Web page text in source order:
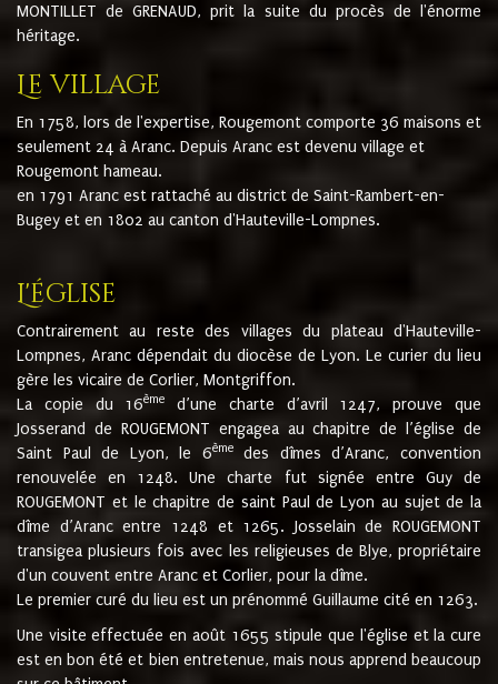
MONTILLET de GRENAUD, prit la suite du procès de l'énorme
héritage.
Le village
En 1758, lors de l'expertise, Rougemont comporte 36 maisons et
seulement 24 à Aranc. Depuis Aranc est devenu village et
Rougemont hameau.
en 1791 Aranc est rattaché au district de Saint-Rambert-en-
Bugey et en 1802 au canton d'Hauteville-Lompnes.
L'église
Contrairement au reste des villages du plateau d'Hauteville-
Lompnes, Aranc dépendait du diocèse de Lyon. Le curier du lieu
gère les vicaire de Corlier, Montgriffon.
La copie du 16ème
d’une charte d’avril 1247, prouve que
Josserand de ROUGEMONT engagea au chapitre de l’église de
Saint Paul de Lyon, le 6èmedes dîmes d’Aranc, convention
renouvelée en 1248. Une charte fut signée entre Guy de
ROUGEMONT et le chapitre de saint Paul de Lyon au sujet de la
dîme d’Aranc entre 1248 et 1265. Josselain de ROUGEMONT
transigea plusieurs fois avec les religieuses de Blye, propriétaire
d'un couvent entre Aranc et Corlier, pour la dîme.
Le premier curé du lieu est un prénommé Guillaume cité en 1263.
Une visite effectuée en août 1655 stipule que l'église et la cure
est en bon été et bien entretenue, mais nous apprend beaucoup